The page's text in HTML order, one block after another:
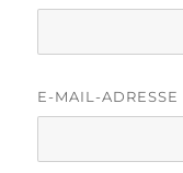
E-MAIL-ADRESSE